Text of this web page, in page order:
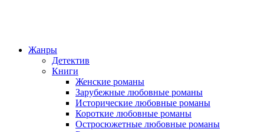
Жанры
Детектив
Книги
Женские романы
Зарубежные любовные романы
Исторические любовные романы
Короткие любовные романы
Остросюжетные любовные романы